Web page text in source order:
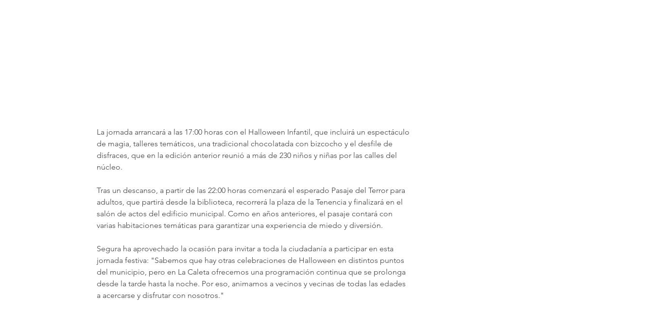
La jornada arrancará a las 17:00 horas con el Halloween Infantil, que incluirá un espectáculo
de magia, talleres temáticos, una tradicional chocolatada con bizcocho y el desfile de
disfraces, que en la edición anterior reunió a más de 230 niños y niñas por las calles del
núcleo.
Tras un descanso, a partir de las 22:00 horas comenzará el esperado Pasaje del Terror para
adultos, que partirá desde la biblioteca, recorrerá la plaza de la Tenencia y finalizará en el
salón de actos del edificio municipal. Como en años anteriores, el pasaje contará con
varias habitaciones temáticas para garantizar una experiencia de miedo y diversión.
Segura ha aprovechado la ocasión para invitar a toda la ciudadanía a participar en esta
jornada festiva: "Sabemos que hay otras celebraciones de Halloween en distintos puntos
del municipio, pero en La Caleta ofrecemos una programación continua que se prolonga
desde la tarde hasta la noche. Por eso, animamos a vecinos y vecinas de todas las edades
a acercarse y disfrutar con nosotros."